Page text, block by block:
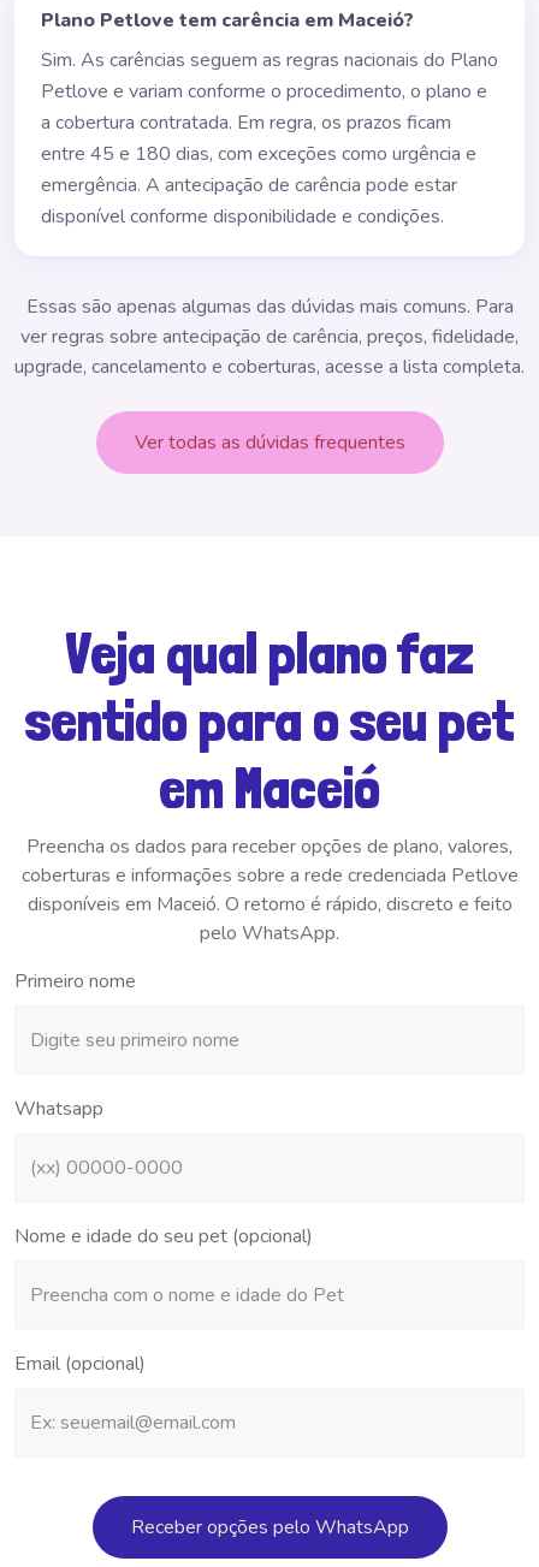
Plano Petlove tem carência em Maceió?
Sim. As carências seguem as regras nacionais do Plano
Petlove e variam conforme o procedimento, o plano e
a cobertura contratada. Em regra, os prazos ficam
entre 45 e 180 dias, com exceções como urgência e
emergência. A antecipação de carência pode estar
disponível conforme disponibilidade e condições.
Essas são apenas algumas das dúvidas mais comuns. Para
ver regras sobre antecipação de carência, preços, fidelidade,
upgrade, cancelamento e coberturas, acesse a lista completa.
Ver todas as dúvidas frequentes
Veja qual plano faz
sentido para o seu pet
em Maceió
Preencha os dados para receber opções de plano, valores,
coberturas e informações sobre a rede credenciada Petlove
disponíveis em Maceió. O retorno é rápido, discreto e feito
pelo WhatsApp.
Primeiro nome
Whatsapp
Nome e idade do seu pet (opcional)
Email (opcional)